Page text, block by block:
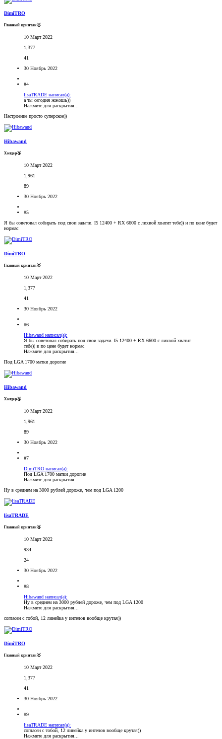
DimiTRO
Главный криптан🥇
10 Март 2022
1,377
41
30 Ноябрь 2022
#4
lisaTRADE написал(а):
а ты сегодня жжошь))
Нажмите для раскрытия...
Настроение просто суперское))
Hibawand
Холдер🥉
10 Март 2022
1,961
89
30 Ноябрь 2022
#5
Я бы советовал собирать под свои задачи. I5 12400 + RX 6600 с лихвой хватит тебе)) и по цене будет
нормас
DimiTRO
Главный криптан🥇
10 Март 2022
1,377
41
30 Ноябрь 2022
#6
Hibawand написал(а):
Я бы советовал собирать под свои задачи. I5 12400 + RX 6600 с лихвой хватит
тебе)) и по цене будет нормас
Нажмите для раскрытия...
Под LGA 1700 матки дорогие
Hibawand
Холдер🥉
10 Март 2022
1,961
89
30 Ноябрь 2022
#7
DimiTRO написал(а):
Под LGA 1700 матки дорогие
Нажмите для раскрытия...
Ну в среднем на 3000 рублей дороже, чем под LGA 1200
lisaTRADE
Главный криптан🥈
10 Март 2022
934
24
30 Ноябрь 2022
#8
Hibawand написал(а):
Ну в среднем на 3000 рублей дороже, чем под LGA 1200
Нажмите для раскрытия...
согласен с тобой, 12 линейка у интелов вообще крутая))
DimiTRO
Главный криптан🥇
10 Март 2022
1,377
41
30 Ноябрь 2022
#9
lisaTRADE написал(а):
согласен с тобой, 12 линейка у интелов вообще крутая))
Нажмите для раскрытия...